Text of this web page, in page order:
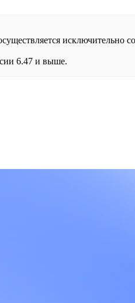
исключительно
6.47 и выше.